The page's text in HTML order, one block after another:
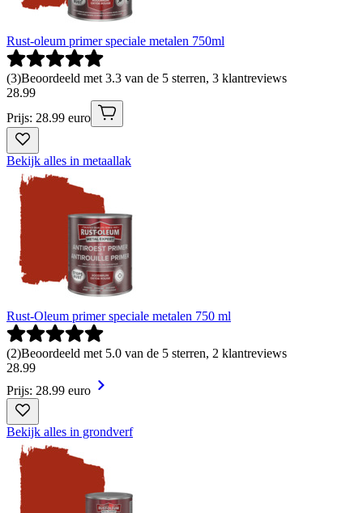
Rust-oleum primer speciale metalen 750ml
(3)Beoordeeld met 3.3 van de 5 sterren, 3 klantreviews
28.99
Prijs: 28.99 euro
Bekijk alles in metaallak
Rust-Oleum primer speciale metalen 750 ml
(2)Beoordeeld met 5.0 van de 5 sterren, 2 klantreviews
28.99
Prijs: 28.99 euro
Bekijk alles in grondverf